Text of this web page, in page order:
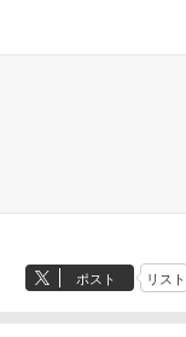
ポスト リスト